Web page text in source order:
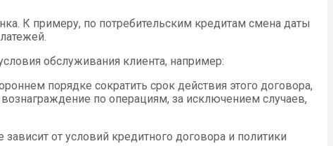
К примеру, по потребительским кредитам смена даты
обслуживания клиента, например:
порядке сократить срок действия этого договора,
по операциям, за исключением случаев,
от условий кредитного договора и политики